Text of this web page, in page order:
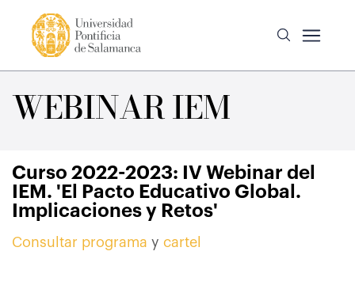
WEBINAR IEM
Curso 2022-2023: IV Webinar del
IEM. 'El Pacto Educativo Global.
Implicaciones y Retos'
Consultar programa y cartel